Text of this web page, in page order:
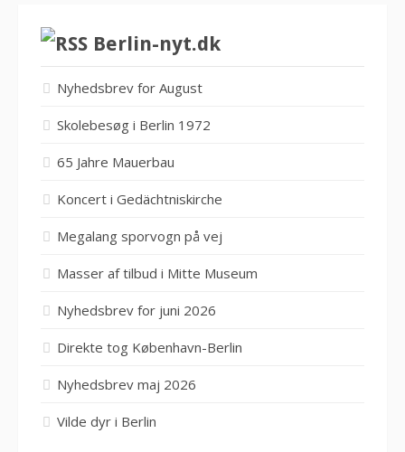
Berlin-nyt.dk
Nyhedsbrev for August
Skolebesøg i Berlin 1972
65 Jahre Mauerbau
Koncert i Gedächtniskirche
Megalang sporvogn på vej
Masser af tilbud i Mitte Museum
Nyhedsbrev for juni 2026
Direkte tog København-Berlin
Nyhedsbrev maj 2026
Vilde dyr i Berlin